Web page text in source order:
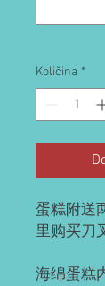
Količina *
蛋糕附送
里购买刀
海绵蛋糕